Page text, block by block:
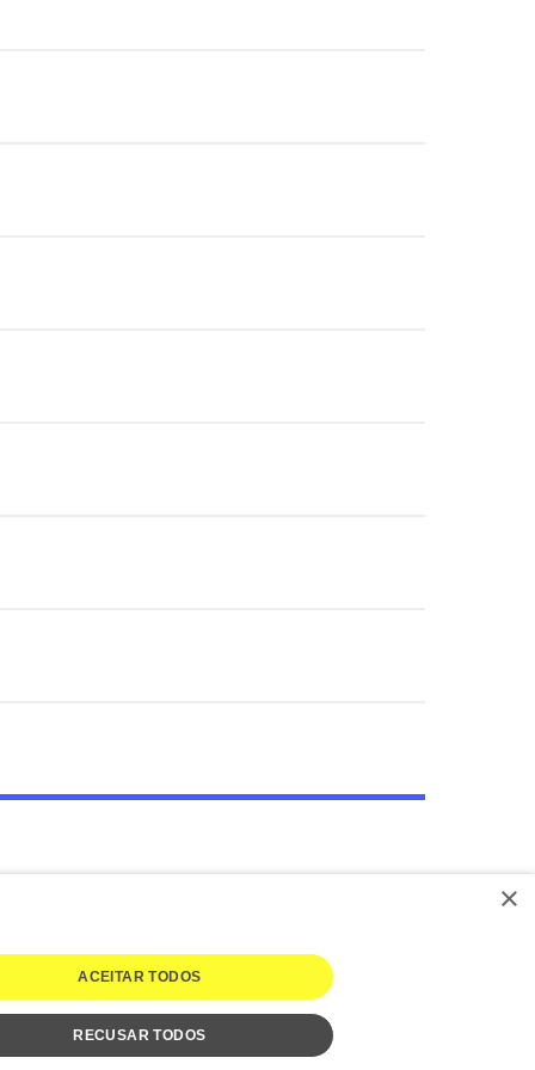
×
ACEITAR TODOS
RECUSAR TODOS